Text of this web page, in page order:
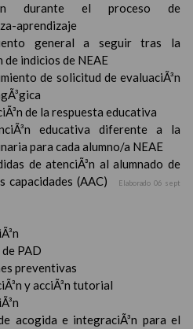
durante el proceso de
aprendizaje
general a seguir tras la
de indicios de NEAE
de solicitud de evaluaciÃ³n
de la respuesta educativa
educativa diferente a la
para cada alumno/a NEAE
de atenciÃ³n al alumnado de
capacidades (AAC)
Elaborado 06 sept
PAD
preventivas
y acciÃ³n tutorial
acogida e integraciÃ³n para el